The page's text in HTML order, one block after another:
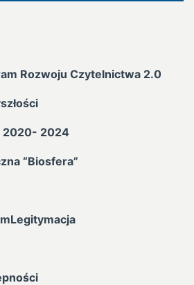
Rozwoju Czytelnictwa 2.0
2020- 2024
“Biosfera”